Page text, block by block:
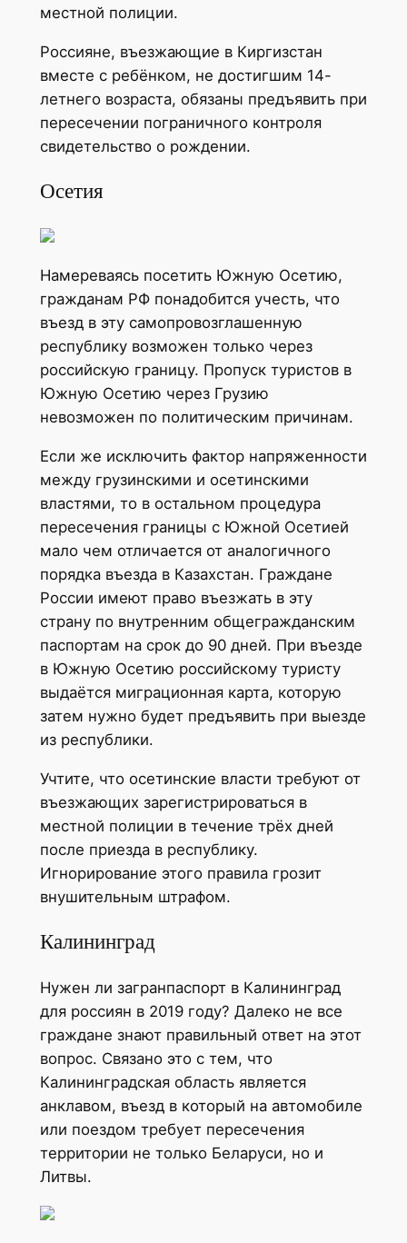
местной полиции.
Россияне, въезжающие в Киргизстан
вместе с ребёнком, не достигшим 14-
летнего возраста, обязаны предъявить при
пересечении пограничного контроля
свидетельство о рождении.
Осетия
Намереваясь посетить Южную Осетию,
гражданам РФ понадобится учесть, что
въезд в эту самопровозглашенную
республику возможен только через
российскую границу. Пропуск туристов в
Южную Осетию через Грузию
невозможен по политическим причинам.
Если же исключить фактор напряженности
между грузинскими и осетинскими
властями, то в остальном процедура
пересечения границы с Южной Осетией
мало чем отличается от аналогичного
порядка въезда в Казахстан. Граждане
России имеют право въезжать в эту
страну по внутренним общегражданским
паспортам на срок до 90 дней. При въезде
в Южную Осетию российскому туристу
выдаётся миграционная карта, которую
затем нужно будет предъявить при выезде
из республики.
Учтите, что осетинские власти требуют от
въезжающих зарегистрироваться в
местной полиции в течение трёх дней
после приезда в республику.
Игнорирование этого правила грозит
внушительным штрафом.
Калининград
Нужен ли загранпаспорт в Калининград
для россиян в 2019 году? Далеко не все
граждане знают правильный ответ на этот
вопрос. Связано это с тем, что
Калининградская область является
анклавом, въезд в который на автомобиле
или поездом требует пересечения
территории не только Беларуси, но и
Литвы.